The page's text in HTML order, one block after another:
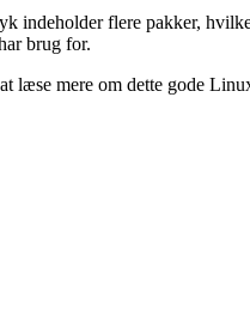
indeholder flere pakker,
brug for.
læse mere om dette gode